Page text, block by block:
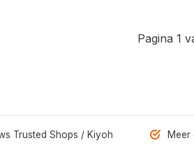
Pagina 1
Trusted Shops / Kiyoh